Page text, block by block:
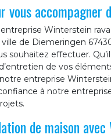
accompagner
entreprise Winterstein
de Diemeringen
souhaitez effectuer.
de vos
entreprise
à notre
de maison